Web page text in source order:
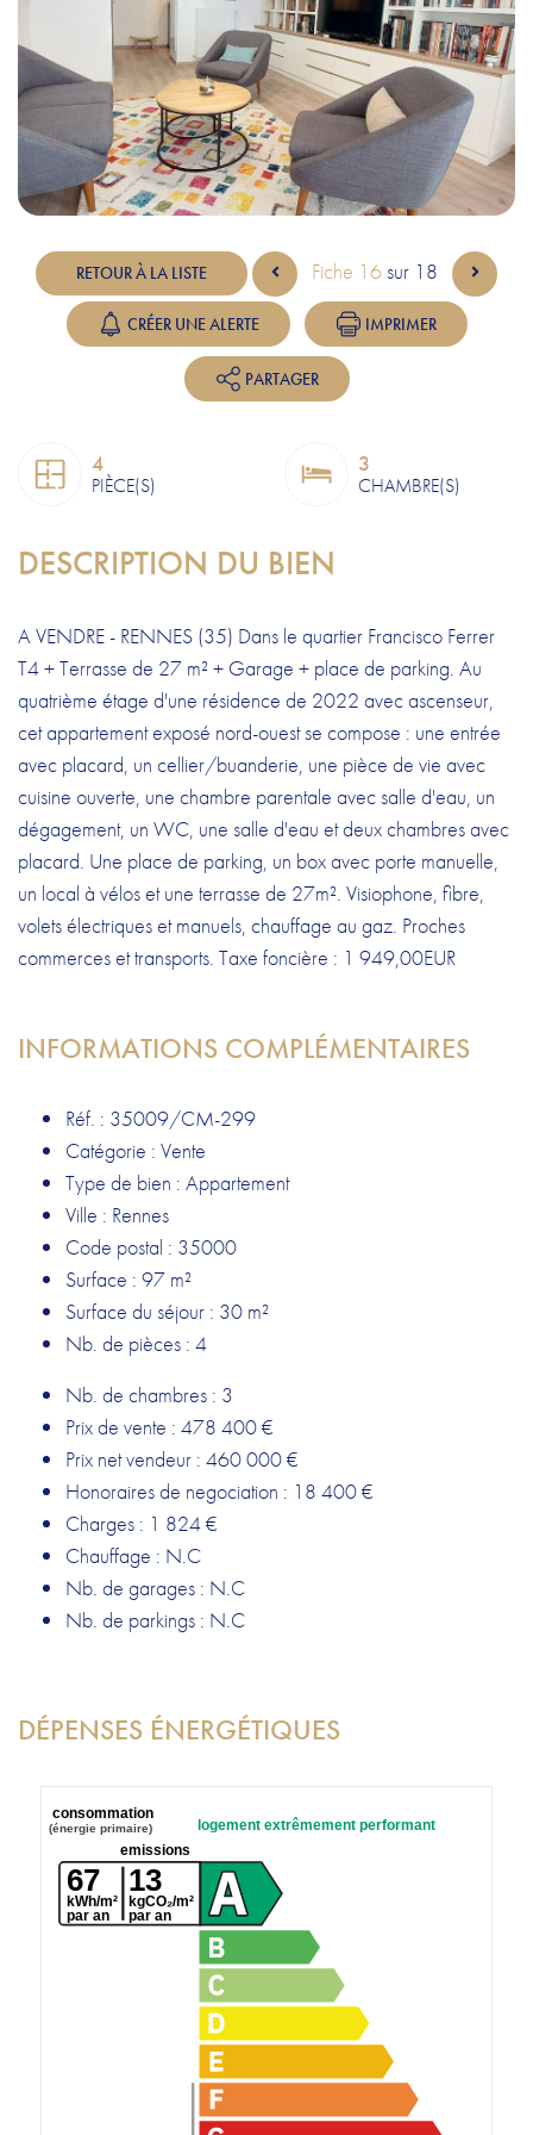
RETOUR À LA LISTE Fiche 16 sur 18
CRÉER UNE ALERTE IMPRIMER
PARTAGER
4
PIÈCE(S)
3
CHAMBRE(S)
DESCRIPTION DU BIEN
A VENDRE - RENNES (35) Dans le quartier Francisco Ferrer
T4 + Terrasse de 27 m² + Garage + place de parking. Au
quatrième étage d'une résidence de 2022 avec ascenseur,
cet appartement exposé nord-ouest se compose : une entrée
avec placard, un cellier/buanderie, une pièce de vie avec
cuisine ouverte, une chambre parentale avec salle d'eau, un
dégagement, un WC, une salle d'eau et deux chambres avec
placard. Une place de parking, un box avec porte manuelle,
un local à vélos et une terrasse de 27m². Visiophone, fibre,
volets électriques et manuels, chauffage au gaz. Proches
commerces et transports. Taxe foncière : 1 949,00EUR
INFORMATIONS COMPLÉMENTAIRES
Réf. : 35009/CM-299
Catégorie : Vente
Type de bien : Appartement
Ville : Rennes
Code postal : 35000
Surface : 97 m²
Surface du séjour : 30 m²
Nb. de pièces : 4
Nb. de chambres : 3
Prix de vente : 478 400 €
Prix net vendeur : 460 000 €
Honoraires de negociation : 18 400 €
Charges : 1 824 €
Chauffage : N.C
Nb. de garages : N.C
Nb. de parkings : N.C
DÉPENSES ÉNERGÉTIQUES
logement extrêmement performant
67
kWh/m²
par an
consommation
(énergie primaire)
13
kgCO₂/m²
par an
emissions
CONTACT & HORAIRES